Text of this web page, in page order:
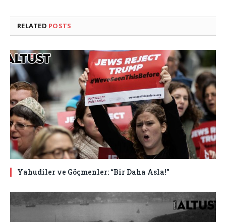
RELATED POSTS
Yahudiler ve Göçmenler: “Bir Daha Asla!”